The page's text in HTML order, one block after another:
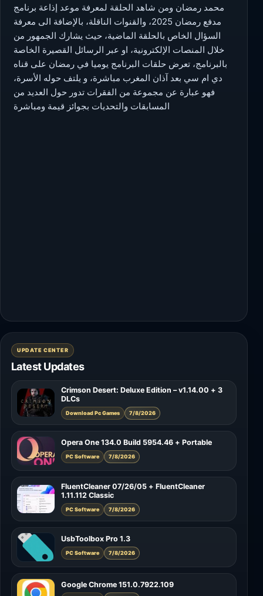
محمد رمضان ومن شاهد الحلقة لمعرفة موعد إذاعة برنامج
مدفع رمضان 2025، والقنوات الناقلة، بالإضافة الى معرفة
السؤال الخاص بالحلقة الماضية، حيث يشارك الجمهور من
خلال المنصات الإلكترونية، او عبر الرسائل القصيرة الخاصة
بالبرنامج، تعرض حلقات البرنامج يوميا في رمضان على قناه
دي ام سي بعد آذان المغرب مباشرة، و يلتف حوله الأسرة،
فهو عبارة عن مجموعة من الفقرات تدور حول العديد من
المسابقات والتحديات بجوائز قيمة ومباشرة
UPDATE CENTER
Latest Updates
Crimson Desert: Deluxe Edition – v1.14.00 + 3
DLCs
Download Pc Games 7/8/2026
Opera One 134.0 Build 5954.46 + Portable
PC Software 7/8/2026
FluentCleaner 07/26/05 + FluentCleaner
1.11.112 Classic
PC Software 7/8/2026
UsbToolbox Pro 1.3
PC Software 7/8/2026
Google Chrome 151.0.7922.109